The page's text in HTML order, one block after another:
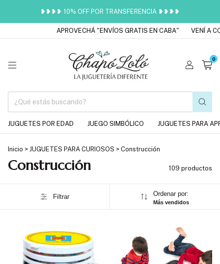
❥❥❥❥ 10% OFF POR TRANSFERENCIA ❥❥❥❥
APROVECHÁ "ENVÍOS GRATIS EN CABA" VENÍ A
0
JUGUETES POR EDAD JUEGO SIMBÓLICO JUGUETES PARA
Inicio > JUGUETES PARA CURIOSOS > Construcción
Construcción 109 productos
Filtrar Ordenar por:
Más vendidos